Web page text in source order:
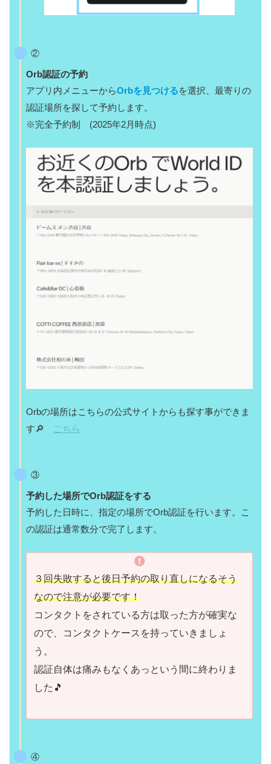
②
Orb認証の予約
アプリ内メニューからOrbを見つけるを選択、最寄りの
認証場所を探して予約します。
※完全予約制 (2025年2月時点)
Orbの場所はこちらの公式サイトからも探す事ができま
す🔎
こちら
③
予約した場所でOrb認証をする
予約した日時に、指定の場所でOrb認証を行います。こ
の認証は通常数分で完了します。
３回失敗すると後日予約の取り直しになるそう
なので注意が必要です！
コンタクトをされている方は取った方が確実な
ので、コンタクトケースを持っていきましょ
う。
認証自体は痛みもなく あっという間に終わりま
した🎵
④